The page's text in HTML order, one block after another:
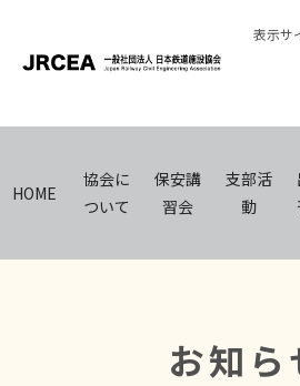
表示サ
HOME
協会に
ついて
保安講
習会
支部活
動
お知ら